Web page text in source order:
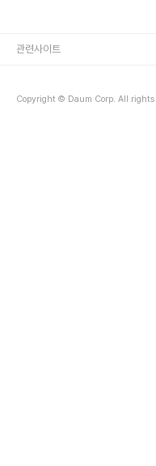
매일 털어 놓다보니 그 마음에 공감하
Copyright © Daum Corp. All rights
관련사이트